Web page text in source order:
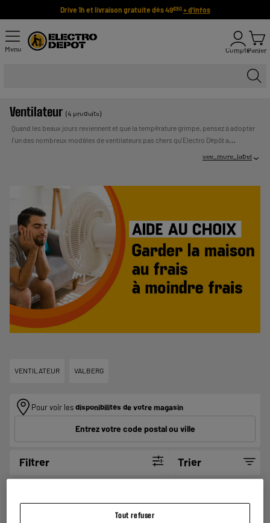
Drive 1h et livraison gratuite dès 49€90 + d'infos
Menu ComptePanier
Ventilateur (4 produits)
Quand les beaux jours reviennent et que la température grimpe, pensez à adopter
l'un des nombreux modèles de ventilateurs pas chers qu'Electro Dépôt a
VOUS ENGAGE ET DOIT ETRE REMBOURSE. VERIFIEZ VOS
CAPACITES DE REMBOURSEMENT AVANT DE VOUS
ENGAGER.
see_more_label
VENTILATEUR VALBERG
Pour voir lesdisponibilités de votre magasin
Entrez votre code postal ou ville
Filtrer Trier
Ventilateur + Chauffage VALBERG 2IN1
Tout refuser